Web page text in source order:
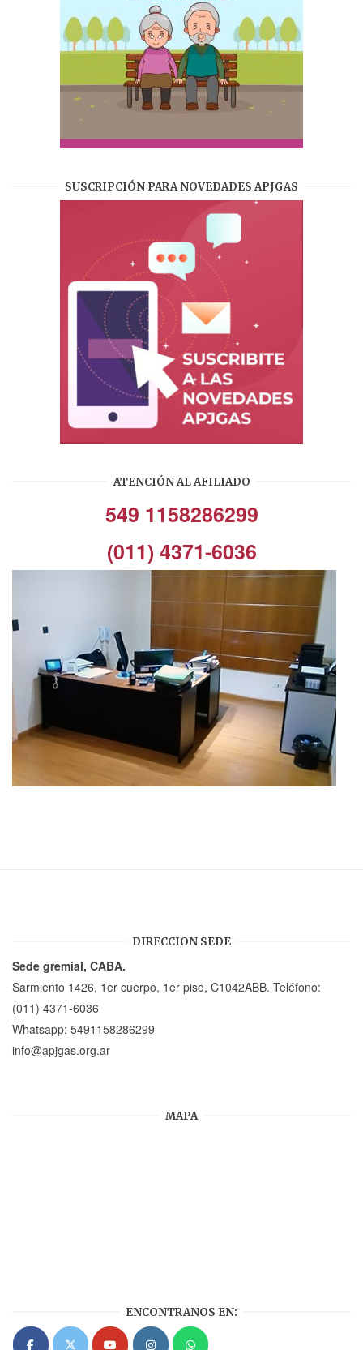
SUSCRIPCIÓN PARA NOVEDADES APJGAS
ATENCIÓN AL AFILIADO
549 1158286299
(011) 4371-6036
DIRECCION SEDE
Sede gremial, CABA.
Sarmiento 1426, 1er cuerpo, 1er piso, C1042ABB. Teléfono:
(011) 4371-6036
Whatsapp: 5491158286299
info@apjgas.org.ar
MAPA
ENCONTRANOS EN: